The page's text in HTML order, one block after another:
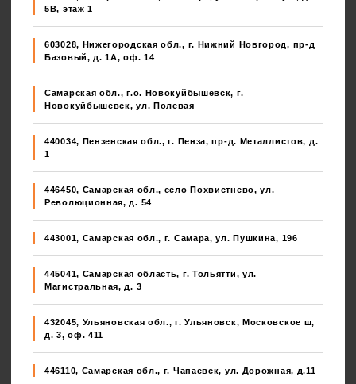
5В, этаж 1
603028, Нижегородская обл., г. Нижний Новгород, пр-д
Базовый, д. 1А, оф. 14
Самарская обл., г.о. Новокуйбышевск, г.
Новокуйбышевск, ул. Полевая
440034, Пензенская обл., г. Пенза, пр-д. Металлистов, д.
1
446450, Самарская обл., село Похвистнево, ул.
Революционная, д. 54
443001, Самарская обл., г. Самара, ул. Пушкина, 196
445041, Самарская область, г. Тольятти, ул.
Магистральная, д. 3
432045, Ульяновская обл., г. Ульяновск, Московское ш,
д. 3, оф. 411
446110, Самарская обл., г. Чапаевск, ул. Дорожная, д.11